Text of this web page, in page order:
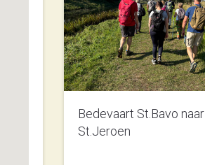
Bedevaart St.Bavo naar
St.Jeroen